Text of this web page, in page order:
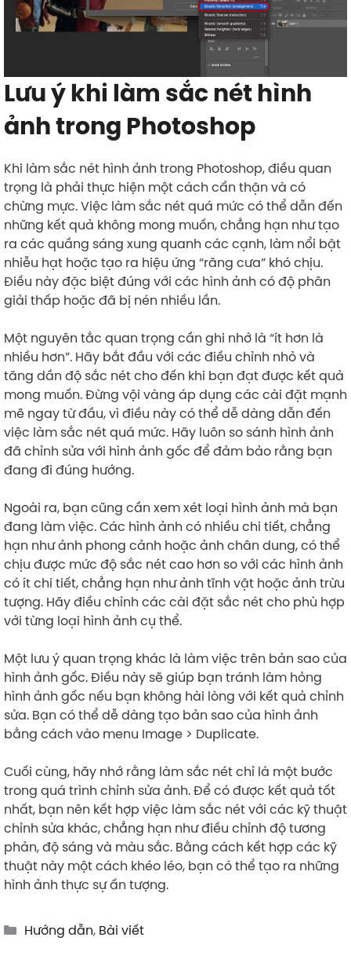
Lưu ý khi làm sắc nét hình
ảnh trong Photoshop
Khi làm sắc nét hình ảnh trong Photoshop, điều quan
trọng là phải thực hiện một cách cẩn thận và có
chừng mực. Việc làm sắc nét quá mức có thể dẫn đến
những kết quả không mong muốn, chẳng hạn như tạo
ra các quầng sáng xung quanh các cạnh, làm nổi bật
nhiễu hạt hoặc tạo ra hiệu ứng “răng cưa” khó chịu.
Điều này đặc biệt đúng với các hình ảnh có độ phân
giải thấp hoặc đã bị nén nhiều lần.
Một nguyên tắc quan trọng cần ghi nhớ là “ít hơn là
nhiều hơn”. Hãy bắt đầu với các điều chỉnh nhỏ và
tăng dần độ sắc nét cho đến khi bạn đạt được kết quả
mong muốn. Đừng vội vàng áp dụng các cài đặt mạnh
mẽ ngay từ đầu, vì điều này có thể dễ dàng dẫn đến
việc làm sắc nét quá mức. Hãy luôn so sánh hình ảnh
đã chỉnh sửa với hình ảnh gốc để đảm bảo rằng bạn
đang đi đúng hướng.
Ngoài ra, bạn cũng cần xem xét loại hình ảnh mà bạn
đang làm việc. Các hình ảnh có nhiều chi tiết, chẳng
hạn như ảnh phong cảnh hoặc ảnh chân dung, có thể
chịu được mức độ sắc nét cao hơn so với các hình ảnh
có ít chi tiết, chẳng hạn như ảnh tĩnh vật hoặc ảnh trừu
tượng. Hãy điều chỉnh các cài đặt sắc nét cho phù hợp
với từng loại hình ảnh cụ thể.
Một lưu ý quan trọng khác là làm việc trên bản sao của
hình ảnh gốc. Điều này sẽ giúp bạn tránh làm hỏng
hình ảnh gốc nếu bạn không hài lòng với kết quả chỉnh
sửa. Bạn có thể dễ dàng tạo bản sao của hình ảnh
bằng cách vào menu Image > Duplicate.
Cuối cùng, hãy nhớ rằng làm sắc nét chỉ là một bước
trong quá trình chỉnh sửa ảnh. Để có được kết quả tốt
nhất, bạn nên kết hợp việc làm sắc nét với các kỹ thuật
chỉnh sửa khác, chẳng hạn như điều chỉnh độ tương
phản, độ sáng và màu sắc. Bằng cách kết hợp các kỹ
thuật này một cách khéo léo, bạn có thể tạo ra những
hình ảnh thực sự ấn tượng.
Categories
Hướng dẫn, Bài viết